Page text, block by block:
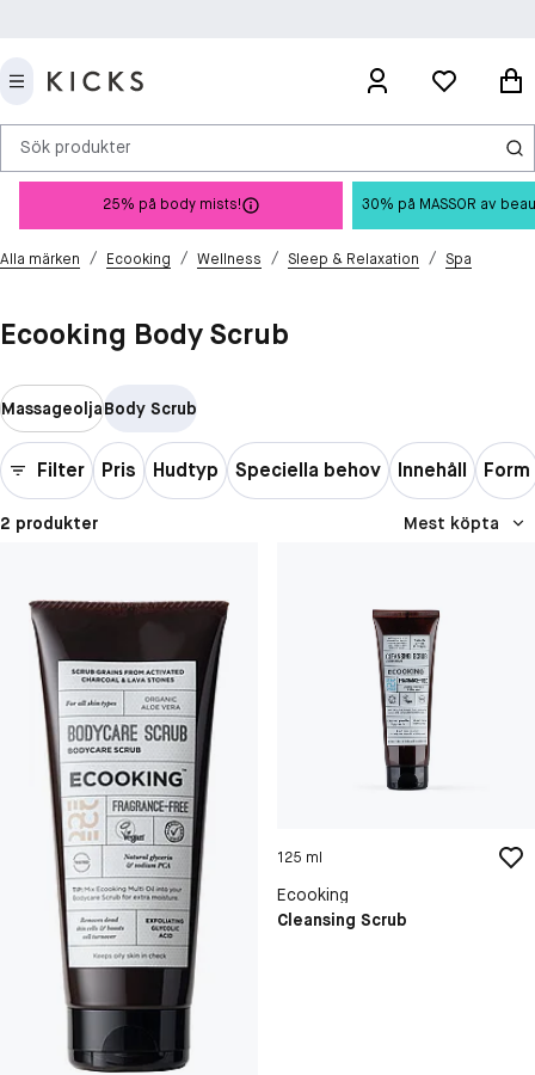
Sök produkter
25% på body mists! 30% på MASSOR av
Alla märken / Ecooking / Wellness / Sleep & Relaxation / Spa
Ecooking Body Scrub
MassageoljaBody Scrub
Filter Pris Hudtyp Speciella behov Innehåll Form
2 produkter Mest köpta
125 ml
Ecooking
Cleansing Scrub